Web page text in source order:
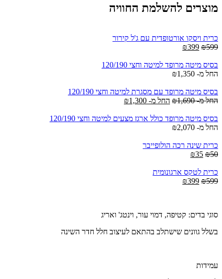
מוצרים להשלמת החוויה
כרית ויסקו אורטופדית עם ג'ל קירור
₪599
Original
was:
₪599.
₪399
is:
₪399.
בסיס מיטה מרופד למיטה וחצי 120/190
החל מ-
₪1,350
בסיס מיטה מרופד עם מסגרת למיטה וחצי 120/190
החל מ-
₪1,690 החל מ- ₪1,300
בסיס מיטה מרופד כולל ארגז מצעים למיטה וחצי 120/190
החל מ-
₪2,070
כרית שינה רכה הולופייבר
₪50
Original
was:
₪50.
₪35
is:
₪35.
כרית לטקס ארגונומית
₪599
Original
₪399
סוגי בדים: קטיפה, דמוי עור, וינטג' ואריג
בשלל גוונים שישתלב בהתאם לעיצוב חלל חדר השינה
עמידות